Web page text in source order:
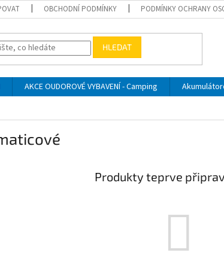
OBCHODNÍ PODMÍNKY PODMÍNKY OCHRANY
HLEDAT
AKCE OUDOROVÉ VYBAVENÍ - Camping
Produkty teprve